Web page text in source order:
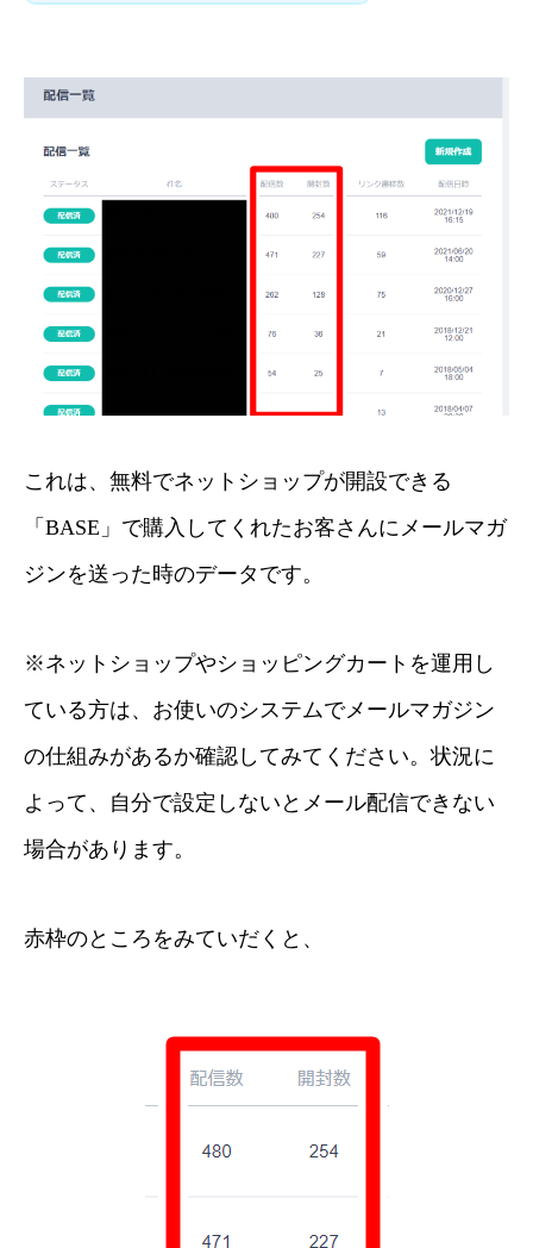
これは、無料でネットショップが開設できる
「BASE」で購入してくれたお客さんにメールマガ
ジンを送った時のデータです。
※ネットショップやショッピングカートを運用し
ている方は、お使いのシステムでメールマガジン
の仕組みがあるか確認してみてください。状況に
よって、自分で設定しないとメール配信できない
場合があります。
赤枠のところをみていだくと、